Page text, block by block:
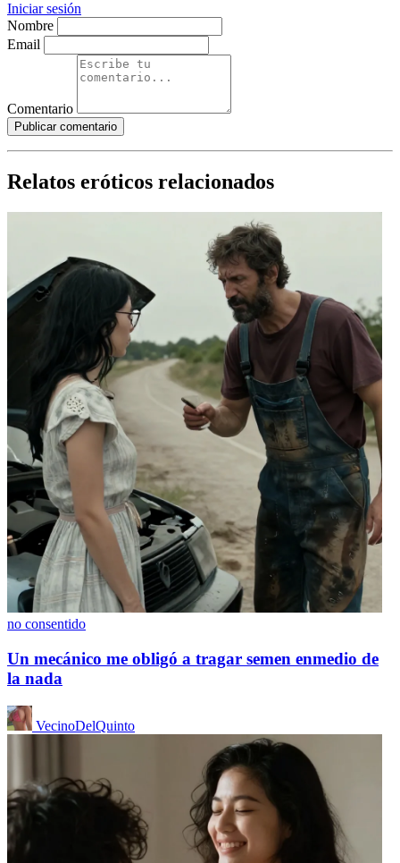
Iniciar sesión
Nombre
Email
Comentario
Publicar comentario
Relatos eróticos relacionados
no consentido
Un mecánico me obligó a tragar semen enmedio de
la nada
VecinoDelQuinto